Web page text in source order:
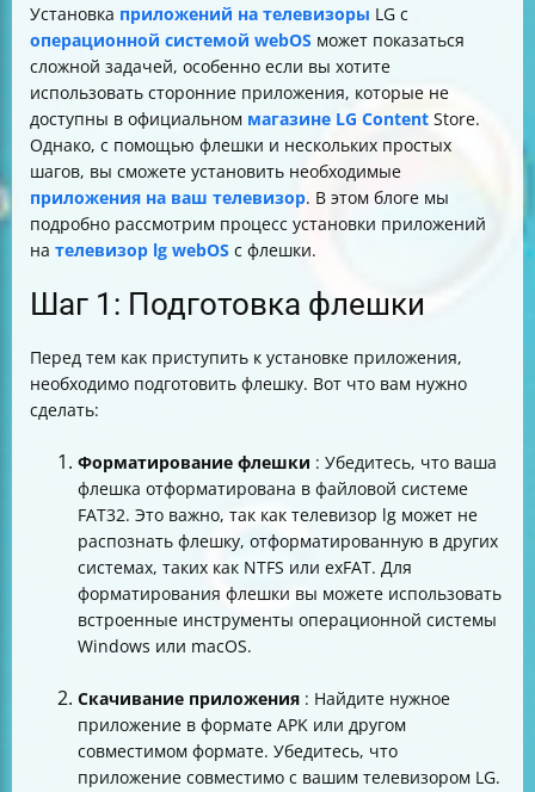
Установка приложений на телевизоры LG с
операционной системой webOS может показаться
сложной задачей, особенно если вы хотите
использовать сторонние приложения, которые не
доступны в официальном магазине LG Content Store.
Однако, с помощью флешки и нескольких простых
шагов, вы сможете установить необходимые
приложения на ваш телевизор. В этом блоге мы
подробно рассмотрим процесс установки приложений
на телевизор lg webOS с флешки.
Шаг 1: Подготовка флешки
Перед тем как приступить к установке приложения,
необходимо подготовить флешку. Вот что вам нужно
сделать:
Форматирование флешки : Убедитесь, что ваша
флешка отформатирована в файловой системе
FAT32. Это важно, так как телевизор lg может не
распознать флешку, отформатированную в других
системах, таких как NTFS или exFAT. Для
форматирования флешки вы можете использовать
встроенные инструменты операционной системы
Windows или macOS.
Скачивание приложения : Найдите нужное
приложение в формате APK или другом
совместимом формате. Убедитесь, что
приложение совместимо с вашим телевизором LG.